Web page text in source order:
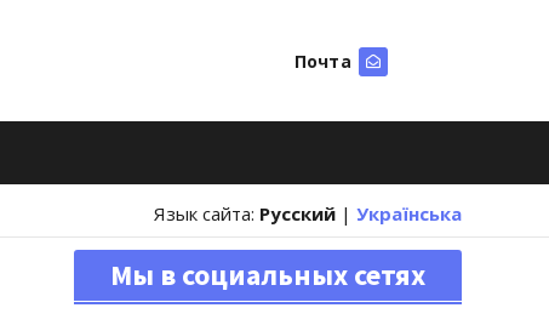
Почта
Язык сайта: Русский | Українська
Мы в социальных сетях